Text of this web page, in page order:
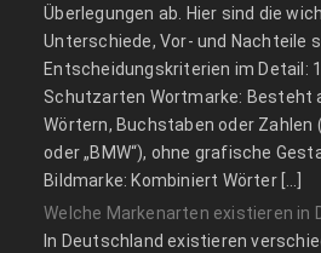
Überlegungen ab. Hier sind die
Unterschiede, Vor- und Nachteile
Entscheidungskriterien im Detail:
Schutzarten Wortmarke: Besteht
Wörtern, Buchstaben oder Zahlen
oder „BMW“), ohne grafische
Bildmarke: Kombiniert Wörter […]
Welche Markenarten existieren in
In Deutschland existieren